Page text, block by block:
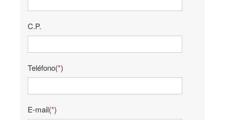
C.P.
Teléfono(*)
E-mail(*)